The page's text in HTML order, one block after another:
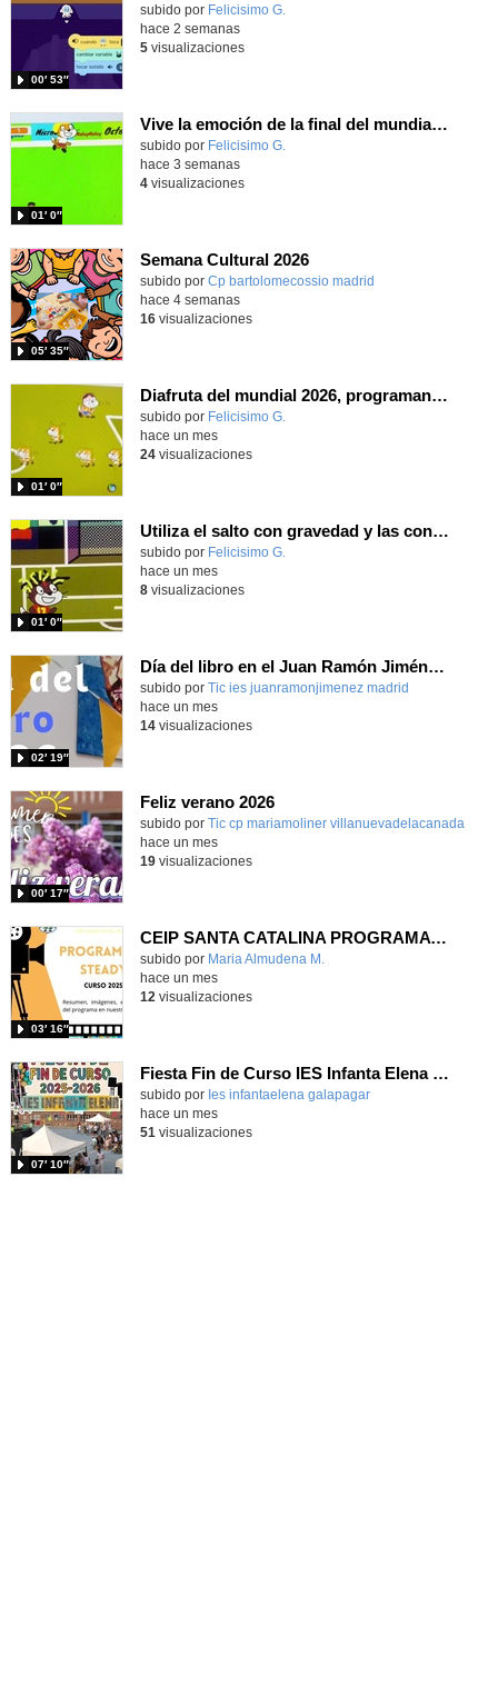
Contenido educativo.
subido por Felicisimo G.
00′ 53″
hace 2 semanas
5visualizaciones
Vive la emoción de la final del mundial 2026, programando con Scratch un juego de toques.
Contenido educativo.
subido por Felicisimo G.
01′ 0″
hace 3 semanas
4visualizaciones
Semana Cultural 2026
Contenido educativo.
subido por Cp bartolomecossio madrid
05′ 35″
hace 4 semanas
16visualizaciones
Diafruta del mundial 2026, programando con Scratch un juego de regates para el partido España contra Portugal
Contenido educativo.
subido por Felicisimo G.
01′ 0″
hace un mes
24visualizaciones
Utiliza el salto con gravedad y las condiciones programando con Scratch para entrenar los saques de esquina para el partido contra Austria de la Selección
Contenido educativo.
subido por Felicisimo G.
01′ 0″
hace un mes
8visualizaciones
Día del libro en el Juan Ramón Jiménez 2026
Contenido educativo.
subido por Tic ies juanramonjimenez madrid
02′ 19″
hace un mes
14visualizaciones
Feliz verano 2026
subido por Tic cp mariamoliner villanuevadelacanada
00′ 17″
hace un mes
19visualizaciones
CEIP SANTA CATALINA PROGRAMA READY, STEADY, GO! 2025-26
Contenido educativo.
subido por Maria Almudena M.
03′ 16″
hace un mes
12 visualizaciones
Fiesta Fin de Curso IES Infanta Elena 2025-2026
subido por Ies infantaelena galapagar
07′ 10″
-
hace un mes
51 visualizaciones